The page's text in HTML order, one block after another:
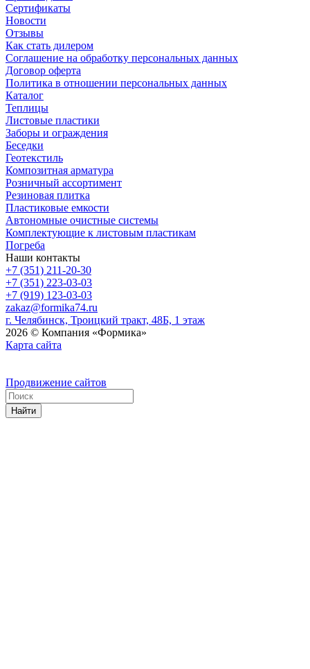
Сертификаты
Новости
Отзывы
Как стать дилером
Соглашение на обработку персональных данных
Договор оферта
Политика в отношении персональных данных
Каталог
Теплицы
Листовые пластики
Заборы и ограждения
Беседки
Геотекстиль
Композитная арматура
Розничный ассортимент
Резиновая плитка
Пластиковые емкости
Автономные очистные системы
Комплектующие к листовым пластикам
Погреба
Наши контакты
+7 (351) 211-20-30
+7 (351) 223-03-03
+7 (919) 123-03-03
zakaz@formika74.ru
г. Челябинск, Троицкий тракт, 48Б, 1 этаж
2026 © Компания «Формика»
Карта сайта
Продвижение сайтов
Найти